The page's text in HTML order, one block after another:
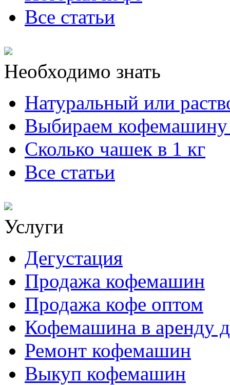
Все статьи
Необходимо знать
Натуральный или
Выбираем кофемашину
Сколько чашек в 1 кг
Все статьи
Услуги
Дегустация
Продажа кофемашин
Продажа кофе оптом
Кофемашина в аренду
Ремонт кофемашин
Выкуп кофемашин